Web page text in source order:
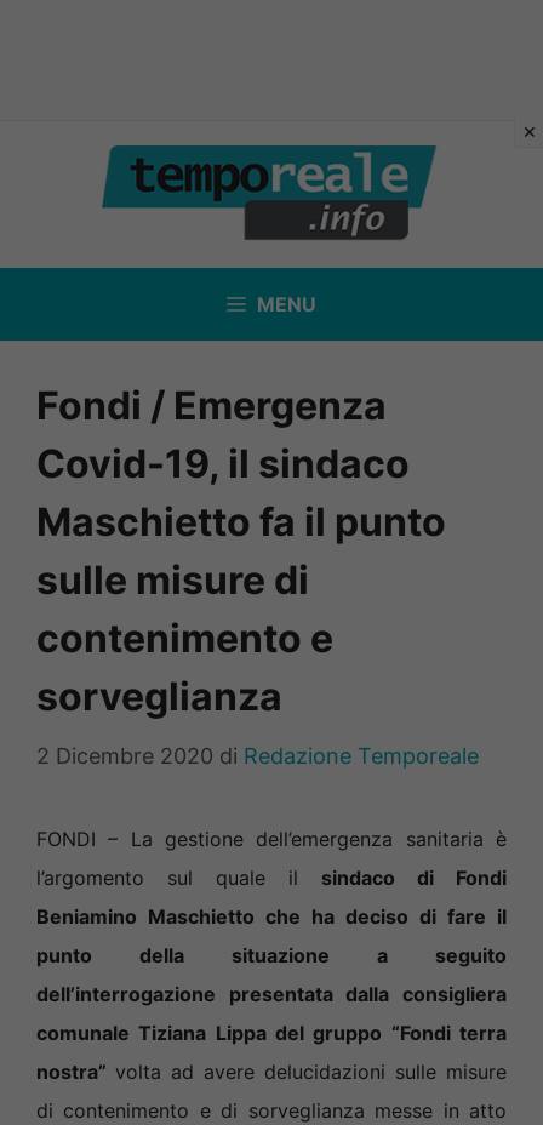
contenuto
MENU
Fondi / Emergenza
Covid-19, il sindaco
Maschietto fa il punto
sulle misure di
contenimento e
sorveglianza
2 Dicembre 2020 di Redazione Temporeale
FONDI – La gestione dell’emergenza sanitaria è
l’argomento sul quale il sindaco di Fondi
Beniamino Maschietto che ha deciso di fare il
punto della situazione a seguito
dell’interrogazione presentata dalla consigliera
comunale Tiziana Lippa del gruppo “Fondi terra
nostra” volta ad avere delucidazioni sulle misure
di contenimento e di sorveglianza messe in atto